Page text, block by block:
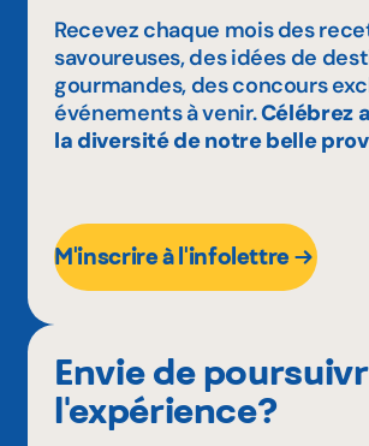
Recevez chaque mois des
savoureuses, des idées de
gourmandes, des concours
événements à venir.Célébrez
la diversité de notre belle
M'inscrire à l'infolettre
Envie de
l'expérience?